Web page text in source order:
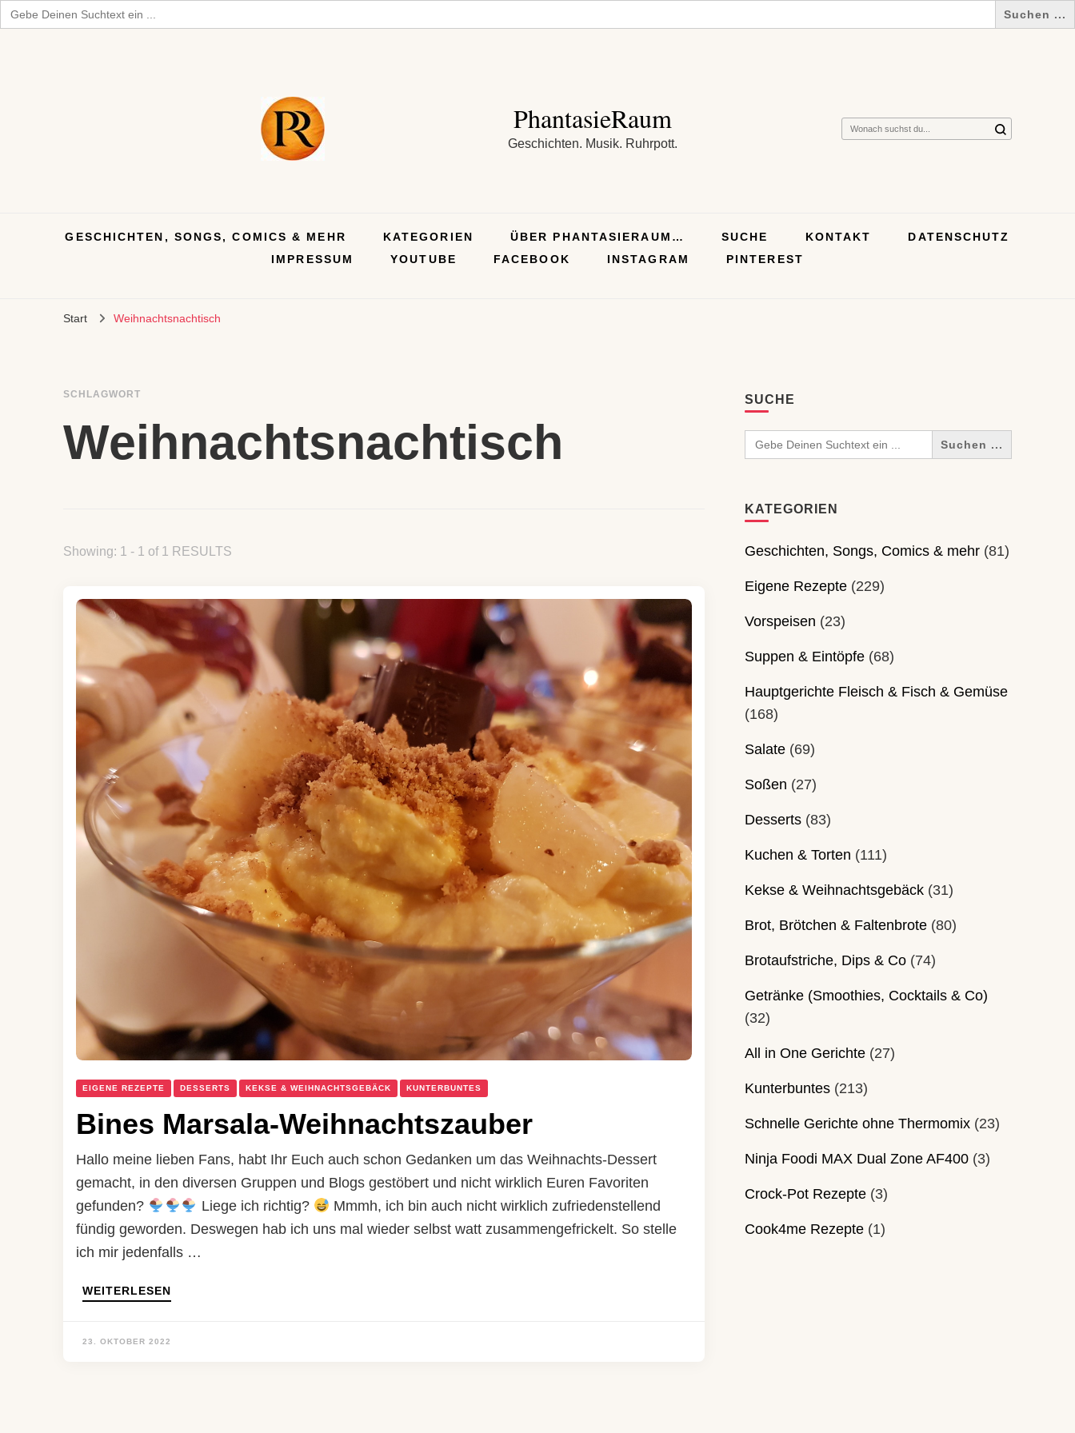
Search
for:
PhantasieRaum
Geschichten. Musik. Ruhrpott.
Suchst
GESCHICHTEN, SONGS, COMICS & MEHR KATEGORIEN ÜBER PHANTASIERAUM… SUCHE KONTAKT
DATENSCHUTZ
IMPRESSUM
YOUTUBE FACEBOOK INSTAGRAM PINTEREST
Start Weihnachtsnachtisch
SCHLAGWORT
Weihnachtsnachtisch
Showing: 1 - 1 of 1 RESULTS
EIGENE REZEPTE DESSERTS KEKSE & WEIHNACHTSGEBÄCK KUNTERBUNTES
Bines Marsala-Weihnachtszauber
Hallo meine lieben Fans, habt Ihr Euch auch schon Gedanken um das Weihnachts-Dessert
gemacht, in den diversen Gruppen und Blogs gestöbert und nicht wirklich Euren Favoriten
gefunden?
Liege ich richtig?
Mmmh, ich bin auch nicht wirklich zufriedenstellend
fündig geworden. Deswegen hab ich uns mal wieder selbst watt zusammengefrickelt. So stelle
ich mir jedenfalls …
WEITERLESEN
23. OKTOBER 2022
SUCHE
Search
for:
KATEGORIEN
Geschichten, Songs, Comics & mehr(81)
Eigene Rezepte(229)
Vorspeisen (23)
Suppen & Eintöpfe(68)
Hauptgerichte Fleisch & Fisch & Gemüse
(168)
Salate(69)
Soßen (27)
Desserts(83)
Kuchen & Torten (111)
Kekse & Weihnachtsgebäck(31)
Brot, Brötchen & Faltenbrote(80)
Brotaufstriche, Dips & Co(74)
Getränke (Smoothies, Cocktails & Co)
(32)
All in One Gerichte(27)
Kunterbuntes(213)
Schnelle Gerichte ohne Thermomix(23)
Ninja Foodi MAX Dual Zone AF400(3)
Crock-Pot Rezepte(3)
Cook4me Rezepte(1)